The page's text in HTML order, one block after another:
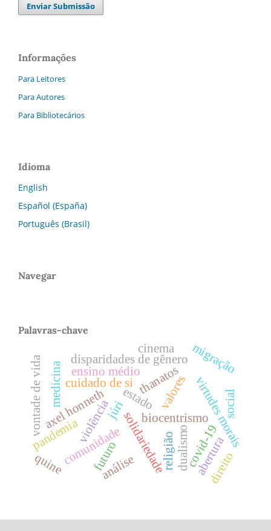
Enviar Submissão
Informações
Para Leitores
Para Autores
Para Bibliotecários
Idioma
English
Español (España)
Português (Brasil)
Navegar
Palavras-chave
cuidado de si
violência
axel honneth
solidariedade
estado
comunidade
biocentrismovirtudes morais
religião
medicina
dualismo
thanatos
vontade de vida disparidades de gênero
futuro
pandemia covid-19
valores
abertura
análise
ensino médio
social
quine
migração
direito
júri
cinema